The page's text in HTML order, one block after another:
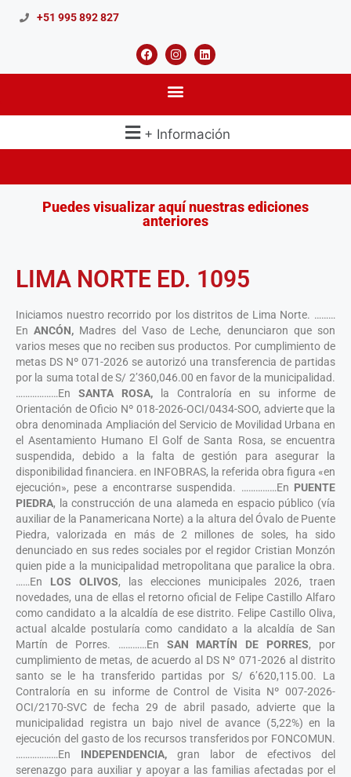
+51 995 892 827
+ Información
Puedes visualizar aquí nuestras ediciones
anteriores
LIMA NORTE ED. 1095
Iniciamos nuestro recorrido por los distritos de Lima Norte. ………
EnANCÓN, Madres del Vaso de Leche, denunciaron que son
varios meses que no reciben sus productos. Por cumplimiento de
metas DS Nº 071-2026 se autorizó una transferencia de partidas
por la suma total de S/ 2’360,046.00 en favor de la municipalidad.
………………En SANTA ROSA,la Contraloría en su informe de
Orientación de Oficio Nº 018-2026-OCI/0434-SOO, advierte que la
obra denominada Ampliación del Servicio de Movilidad Urbana en
el Asentamiento Humano El Golf de Santa Rosa, se encuentra
suspendida, debido a la falta de gestión para asegurar la
disponibilidad financiera. en INFOBRAS, la referida obra figura «en
ejecución», pese a encontrarse suspendida. ……………En PUENTE
PIEDRA, la construcción de una alameda en espacio público (vía
auxiliar de la Panamericana Norte) a la altura del Óvalo de Puente
Piedra, valorizada en más de 2 millones de soles, ha sido
denunciado en sus redes sociales por el regidor Cristian Monzón
quien pide a la municipalidad metropolitana que paralice la obra.
……En LOS OLIVOS, las elecciones municipales 2026, traen
novedades, una de ellas el retorno oficial de Felipe Castillo Alfaro
como candidato a la alcaldía de ese distrito. Felipe Castillo Oliva,
actual alcalde postularía como candidato a la alcaldía de San
Martín de Porres. …………En SAN MARTÍN DE PORRES, por
cumplimiento de metas, de acuerdo al DS Nº 071-2026 al distrito
santo se le ha transferido partidas por S/ 6’620,115.00. La
Contraloría en su informe de Control de Visita Nº 007-2026-
OCI/2170-SVC de fecha 29 de abril pasado, advierte que la
municipalidad registra un bajo nivel de avance (5,22%) en la
ejecución del gasto de los recursos transferidos por FONCOMUN.
………………En INDEPENDENCIA, gran labor de efectivos del
serenazgo para auxiliar y apoyar a las familias afectadas por el